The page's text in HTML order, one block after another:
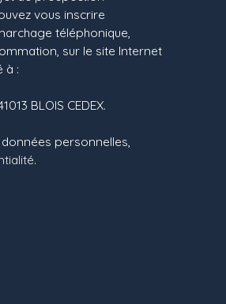
vous inscrire
téléphonique,
sur le site Internet
à :
BLOIS CEDEX.
personnelles,
.